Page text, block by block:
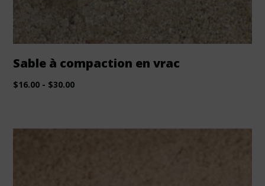
Sable à compaction en vrac
$16.00 - $30.00